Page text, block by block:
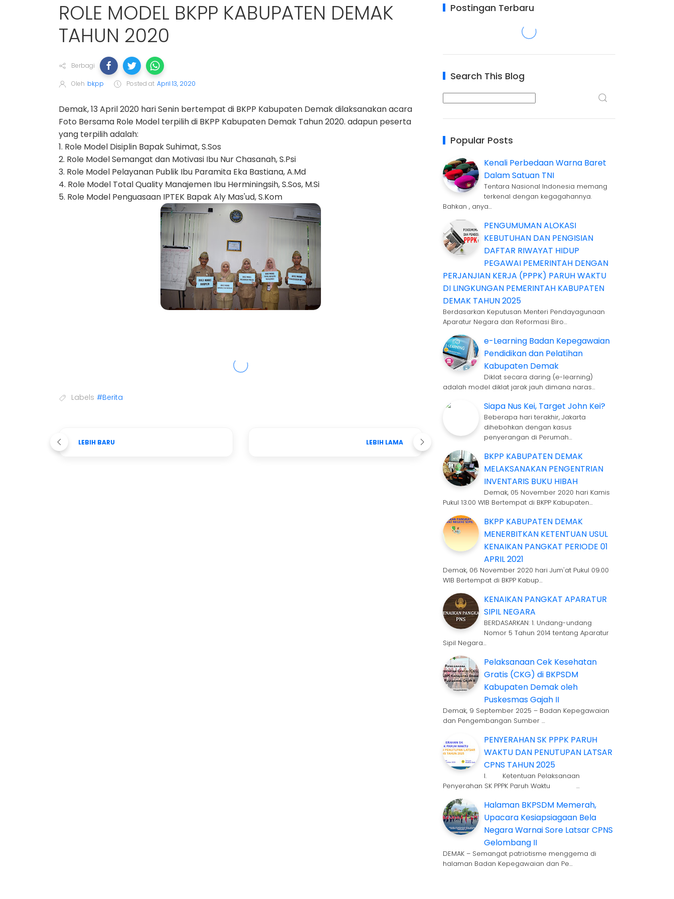
ROLE MODEL BKPP KABUPATEN DEMAK
TAHUN 2020
Berbagi
Oleh bkpp Posted at April 13, 2020
Demak, 13 April 2020 hari Senin bertempat di BKPP Kabupaten Demak dilaksanakan acara
Foto Bersama Role Model terpilih di BKPP Kabupaten Demak Tahun 2020. adapun peserta
yang terpilih adalah:
1. Role Model Disiplin Bapak Suhimat, S.Sos
2. Role Model Semangat dan Motivasi Ibu Nur Chasanah, S.Psi
3. Role Model Pelayanan Publik Ibu Paramita Eka Bastiana, A.Md
4. Role Model Total Quality Manajemen Ibu Herminingsih, S.Sos, M.Si
5. Role Model Penguasaan IPTEK Bapak Aly Mas'ud, S.Kom
Labels #Berita
LEBIH BARU LEBIH LAMA
Postingan Terbaru
Search This Blog
Popular Posts
Kenali Perbedaan Warna Baret
Dalam Satuan TNI
Tentara Nasional Indonesia memang
terkenal dengan kegagahannya.
Bahkan , anya…
PENGUMUMAN ALOKASI
KEBUTUHAN DAN PENGISIAN
DAFTAR RIWAYAT HIDUP
PEGAWAI PEMERINTAH DENGAN
PERJANJIAN KERJA (PPPK) PARUH WAKTU
DI LINGKUNGAN PEMERINTAH KABUPATEN
DEMAK TAHUN 2025
Berdasarkan Keputusan Menteri Pendayagunaan
Aparatur Negara dan Reformasi Biro…
e-Learning Badan Kepegawaian
Pendidikan dan Pelatihan
Kabupaten Demak
Diklat secara daring (e-learning)
adalah model diklat jarak jauh dimana naras…
Siapa Nus Kei, Target John Kei?
Beberapa hari terakhir, Jakarta
dihebohkan dengan kasus
penyerangan di Perumah…
BKPP KABUPATEN DEMAK
MELAKSANAKAN PENGENTRIAN
INVENTARIS BUKU HIBAH
Demak, 05 November 2020 hari Kamis
Pukul 13.00 WIB Bertempat di BKPP Kabupaten…
BKPP KABUPATEN DEMAK
MENERBITKAN KETENTUAN USUL
KENAIKAN PANGKAT PERIODE 01
APRIL 2021
Demak, 06 November 2020 hari Jum'at Pukul 09.00
WIB Bertempat di BKPP Kabup…
KENAIKAN PANGKAT APARATUR
SIPIL NEGARA
BERDASARKAN: 1. Undang-undang
Nomor 5 Tahun 2014 tentang Aparatur
Sipil Negara…
Pelaksanaan Cek Kesehatan
Gratis (CKG) di BKPSDM
Kabupaten Demak oleh
Puskesmas Gajah II
Demak, 9 September 2025 – Badan Kepegawaian
dan Pengembangan Sumber …
PENYERAHAN SK PPPK PARUH
WAKTU DAN PENUTUPAN LATSAR
CPNS TAHUN 2025
I. Ketentuan Pelaksanaan
Penyerahan SK PPPK Paruh Waktu …
Halaman BKPSDM Memerah,
Upacara Kesiapsiagaan Bela
Negara Warnai Sore Latsar CPNS
Gelombang II
DEMAK – Semangat patriotisme menggema di
halaman Badan Kepegawaian dan Pe…